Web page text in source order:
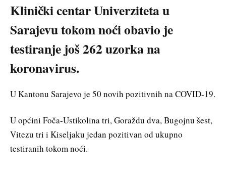
Klinički centar Univerziteta u
Sarajevu tokom noći obavio je
testiranje još 262 uzorka na
koronavirus.
U Kantonu Sarajevo je 50 novih pozitivnih na COVID-19.
U općini Foča-Ustikolina tri, Goraždu dva, Bugojnu šest,
Vitezu tri i Kiseljaku jedan pozitivan od ukupno
testiranih tokom noći.